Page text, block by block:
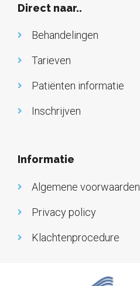
Direct naar..
Behandelingen
Tarieven
Patiënten informatie
Inschrijven
Informatie
Algemene voorwaarden
Privacy policy
Klachtenprocedure